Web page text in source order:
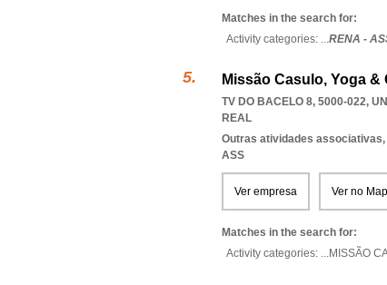
Matches in the search for:
Activity categories: ...RENA -
Missão Casulo, Yoga
TV DO BACELO 8, 5000-022,
REAL
Outras atividades associativas,
ASS
Ver empresa Ver no
Matches in the search for:
Activity categories: ...MISSÃO